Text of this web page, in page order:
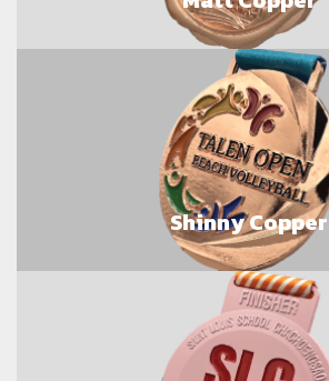
Shinny Copper